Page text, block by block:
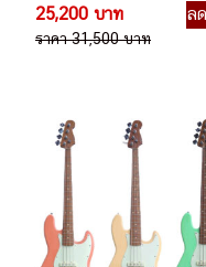
เบส 6 สาย
25,200 บาท ล
ราคา 31,500 บาท